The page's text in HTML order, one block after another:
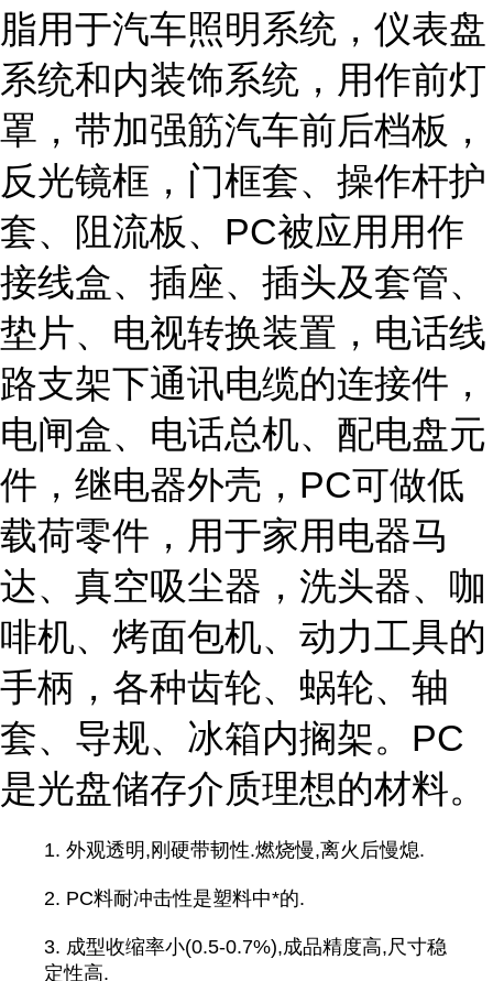
脂用于汽车照明系统，仪表盘
系统和内装饰系统，用作前灯
罩，带加强筋汽车前后档板，
反光镜框，门框套、操作杆护
套、阻流板、PC被应用用作
接线盒、插座、插头及套管、
垫片、电视转换装置，电话线
路支架下通讯电缆的连接件，
电闸盒、电话总机、配电盘元
件，继电器外壳，PC可做低
载荷零件，用于家用电器马
达、真空吸尘器，洗头器、咖
啡机、烤面包机、动力工具的
手柄，各种齿轮、蜗轮、轴
套、导规、冰箱内搁架。PC
是光盘储存介质理想的材料。
1. 外观透明,刚硬带韧性.燃烧慢,离火后慢熄.
2. PC料耐冲击性是塑料中*的.
3. 成型收缩率小(0.5-0.7%),成品精度高,尺寸稳
定性高.